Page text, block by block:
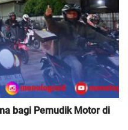
bagi Pemudik Motor di